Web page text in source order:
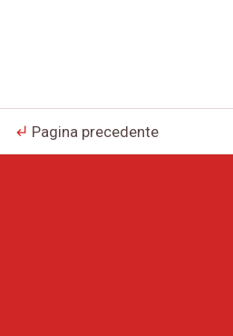
subdirectory_arrow_left Pagina precedente